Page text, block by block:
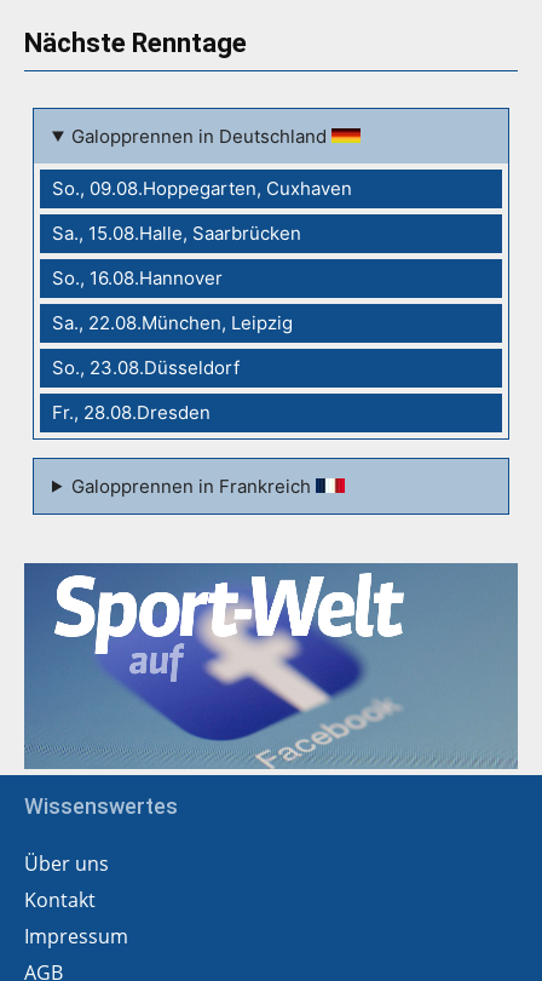
Nächste Renntage
Galopprennen in Deutschland
So., 09.08.Hoppegarten, Cuxhaven
Sa., 15.08.Halle, Saarbrücken
So., 16.08.Hannover
Sa., 22.08.München, Leipzig
So., 23.08.Düsseldorf
Fr., 28.08.Dresden
Galopprennen in Frankreich
Wissenswertes
Über uns
Kontakt
Impressum
AGB